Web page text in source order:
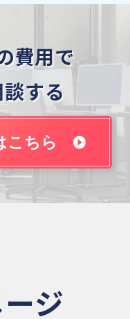
費用で
する
こちら
ジ